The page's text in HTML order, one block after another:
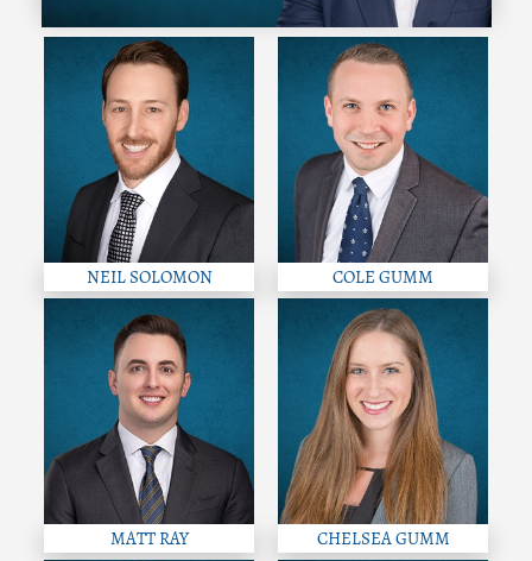
NEIL SOLOMON COLE GUMM
MATT RAY CHELSEA GUMM